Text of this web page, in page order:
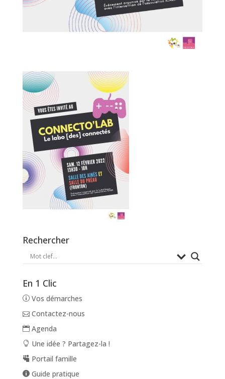
Rechercher
En 1 Clic
Vos démarches
Contactez-nous
Agenda
Une idée ? Partagez-la !
Portail famille
Guide pratique